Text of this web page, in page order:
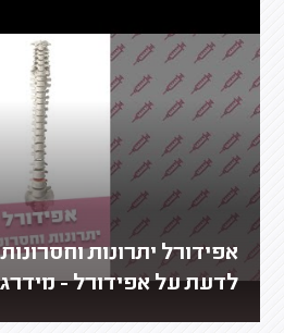
אפידורל יתרונות
לדעת על אפידורל - מידרג